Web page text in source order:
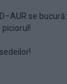
se bucură: